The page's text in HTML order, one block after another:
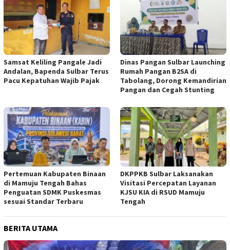
Samsat Keliling Pangale Jadi
Andalan, Bapenda Sulbar Terus
Pacu Kepatuhan Wajib Pajak
Dinas Pangan Sulbar Launching
Rumah Pangan B2SA di
Tabolang, Dorong Kemandirian
Pangan dan Cegah Stunting
Pertemuan Kabupaten Binaan
di Mamuju Tengah Bahas
Penguatan SDMK Puskesmas
sesuai Standar Terbaru
DKPPKB Sulbar Laksanakan
Visitasi Percepatan Layanan
KJSU KIA di RSUD Mamuju
Tengah
BERITA UTAMA